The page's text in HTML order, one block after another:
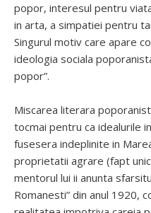
popor, interesul pentru
in arta, a simpatiei pentru
Singurul motiv care apare
ideologia sociala
popor”.
Miscarea literara
tocmai pentru ca idealurile
fusesera indeplinite in
proprietatii agrare (fapt
mentorul lui ii anunta
Romanesti” din anul 1920,